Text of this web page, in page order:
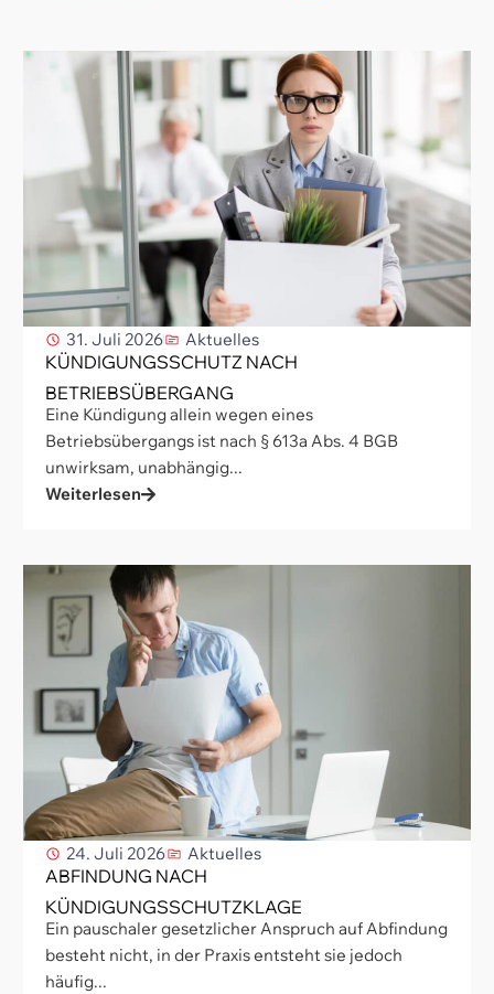
31. Juli 2026 Aktuelles
KÜNDIGUNGSSCHUTZ NACH
BETRIEBSÜBERGANG
Eine Kündigung allein wegen eines
Betriebsübergangs ist nach § 613a Abs. 4 BGB
unwirksam, unabhängig...
Weiterlesen
24. Juli 2026 Aktuelles
ABFINDUNG NACH
KÜNDIGUNGSSCHUTZKLAGE
Ein pauschaler gesetzlicher Anspruch auf Abfindung
besteht nicht, in der Praxis entsteht sie jedoch
häufig...